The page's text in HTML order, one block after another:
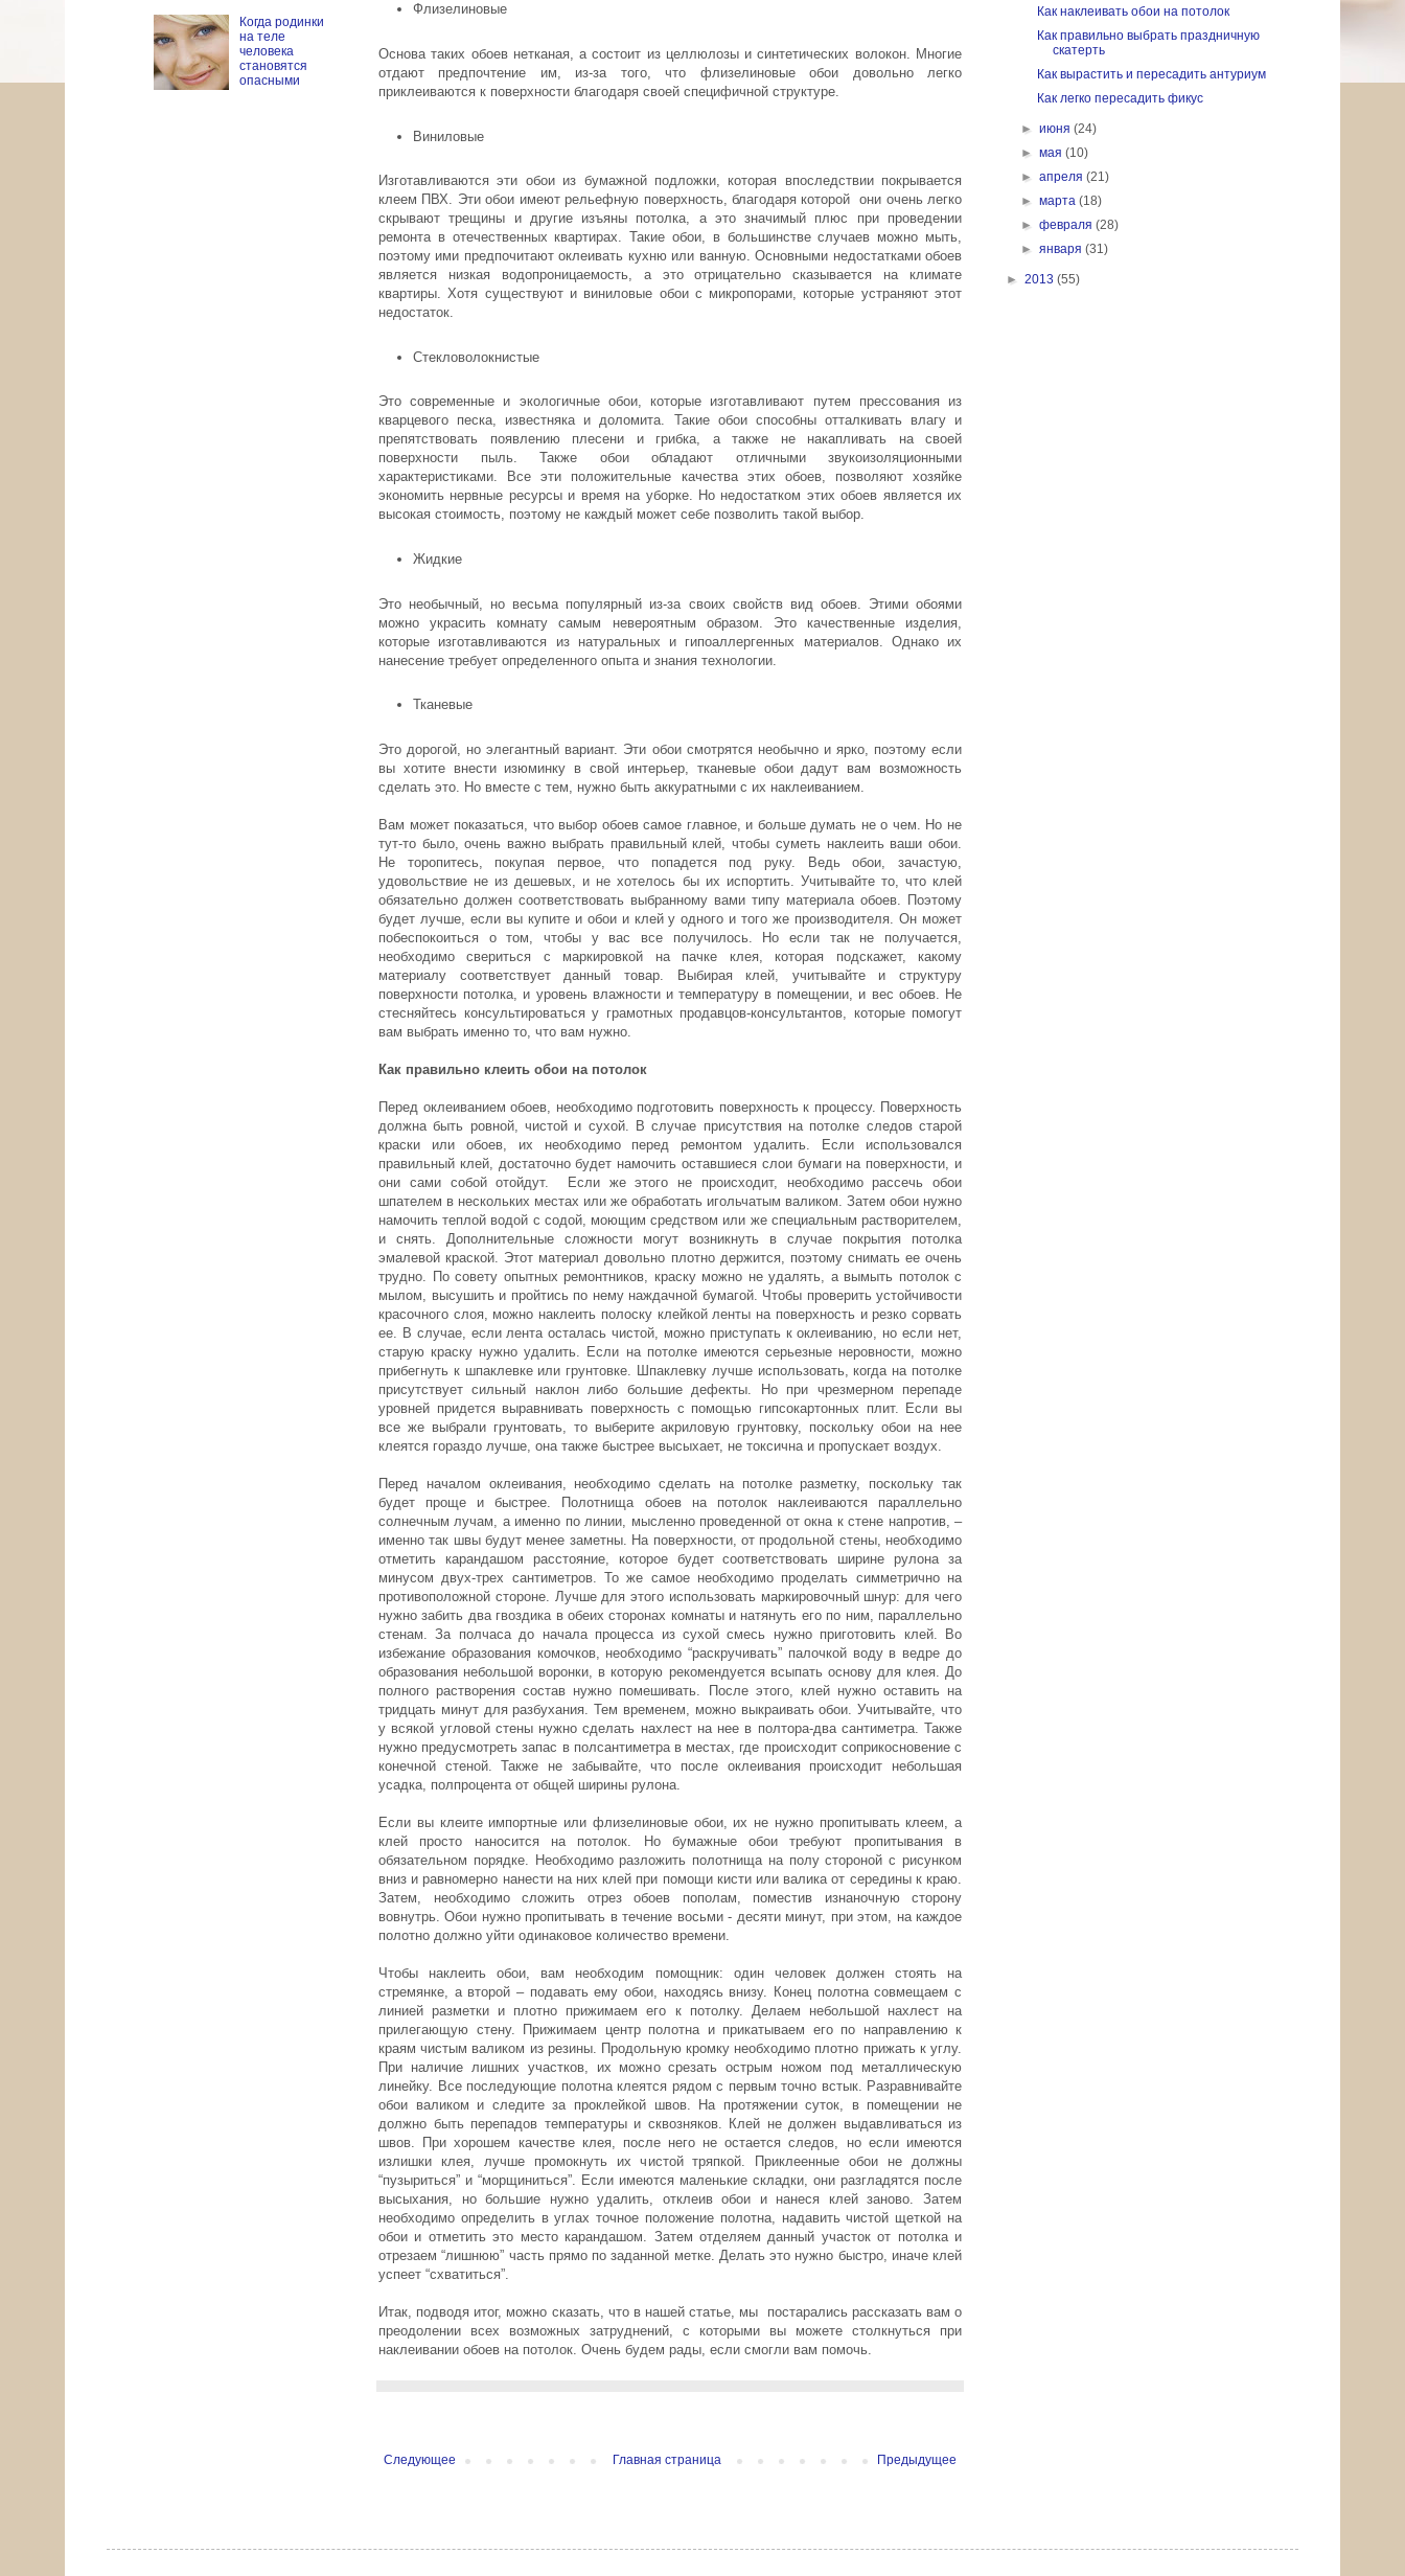
Флизелиновые
Основа таких обоев нетканая, а состоит из целлюлозы и синтетических волокон. Многие
отдают предпочтение им, из-за того, что флизелиновые обои довольно легко
приклеиваются к поверхности благодаря своей специфичной структуре.
Виниловые
Изготавливаются эти обои из бумажной подложки, которая впоследствии покрывается
клеем ПВХ. Эти обои имеют рельефную поверхность, благодаря которой они очень легко
скрывают трещины и другие изъяны потолка, а это значимый плюс при проведении
ремонта в отечественных квартирах. Такие обои, в большинстве случаев можно мыть,
поэтому ими предпочитают оклеивать кухню или ванную. Основными недостатками обоев
является низкая водопроницаемость, а это отрицательно сказывается на климате
квартиры. Хотя существуют и виниловые обои с микропорами, которые устраняют этот
недостаток.
Стекловолокнистые
Это современные и экологичные обои, которые изготавливают путем прессования из
кварцевого песка, известняка и доломита. Такие обои способны отталкивать влагу и
препятствовать появлению плесени и грибка, а также не накапливать на своей
поверхности пыль. Также обои обладают отличными звукоизоляционными
характеристиками. Все эти положительные качества этих обоев, позволяют хозяйке
экономить нервные ресурсы и время на уборке. Но недостатком этих обоев является их
высокая стоимость, поэтому не каждый может себе позволить такой выбор.
Жидкие
Это необычный, но весьма популярный из-за своих свойств вид обоев. Этими обоями
можно украсить комнату самым невероятным образом. Это качественные изделия,
которые изготавливаются из натуральных и гипоаллергенных материалов. Однако их
нанесение требует определенного опыта и знания технологии.
Тканевые
Это дорогой, но элегантный вариант. Эти обои смотрятся необычно и ярко, поэтому если
вы хотите внести изюминку в свой интерьер, тканевые обои дадут вам возможность
сделать это. Но вместе с тем, нужно быть аккуратными с их наклеиванием.
Вам может показаться, что выбор обоев самое главное, и больше думать не о чем. Но не
тут-то было, очень важно выбрать правильный клей, чтобы суметь наклеить ваши обои.
Не торопитесь, покупая первое, что попадется под руку. Ведь обои, зачастую,
удовольствие не из дешевых, и не хотелось бы их испортить. Учитывайте то, что клей
обязательно должен соответствовать выбранному вами типу материала обоев. Поэтому
будет лучше, если вы купите и обои и клей у одного и того же производителя. Он может
побеспокоиться о том, чтобы у вас все получилось. Но если так не получается,
необходимо свериться с маркировкой на пачке клея, которая подскажет, какому
материалу соответствует данный товар. Выбирая клей, учитывайте и структуру
поверхности потолка, и уровень влажности и температуру в помещении, и вес обоев. Не
стесняйтесь консультироваться у грамотных продавцов-консультантов, которые помогут
вам выбрать именно то, что вам нужно.
Как правильно клеить обои на потолок
Перед оклеиванием обоев, необходимо подготовить поверхность к процессу. Поверхность
должна быть ровной, чистой и сухой. В случае присутствия на потолке следов старой
краски или обоев, их необходимо перед ремонтом удалить. Если использовался
правильный клей, достаточно будет намочить оставшиеся слои бумаги на поверхности, и
они сами собой отойдут. Если же этого не происходит, необходимо рассечь обои
шпателем в нескольких местах или же обработать игольчатым валиком. Затем обои нужно
намочить теплой водой с содой, моющим средством или же специальным растворителем,
и снять. Дополнительные сложности могут возникнуть в случае покрытия потолка
эмалевой краской. Этот материал довольно плотно держится, поэтому снимать ее очень
трудно. По совету опытных ремонтников, краску можно не удалять, а вымыть потолок с
мылом, высушить и пройтись по нему наждачной бумагой. Чтобы проверить устойчивости
красочного слоя, можно наклеить полоску клейкой ленты на поверхность и резко сорвать
ее. В случае, если лента осталась чистой, можно приступать к оклеиванию, но если нет,
старую краску нужно удалить. Если на потолке имеются серьезные неровности, можно
прибегнуть к шпаклевке или грунтовке. Шпаклевку лучше использовать, когда на потолке
присутствует сильный наклон либо большие дефекты. Но при чрезмерном перепаде
уровней придется выравнивать поверхность с помощью гипсокартонных плит. Если вы
все же выбрали грунтовать, то выберите акриловую грунтовку, поскольку обои на нее
клеятся гораздо лучше, она также быстрее высыхает, не токсична и пропускает воздух.
Перед началом оклеивания, необходимо сделать на потолке разметку, поскольку так
будет проще и быстрее. Полотнища обоев на потолок наклеиваются параллельно
солнечным лучам, а именно по линии, мысленно проведенной от окна к стене напротив, –
именно так швы будут менее заметны. На поверхности, от продольной стены, необходимо
отметить карандашом расстояние, которое будет соответствовать ширине рулона за
минусом двух-трех сантиметров. То же самое необходимо проделать симметрично на
противоположной стороне. Лучше для этого использовать маркировочный шнур: для чего
нужно забить два гвоздика в обеих сторонах комнаты и натянуть его по ним, параллельно
стенам. За полчаса до начала процесса из сухой смесь нужно приготовить клей. Во
избежание образования комочков, необходимо “раскручивать” палочкой воду в ведре до
образования небольшой воронки, в которую рекомендуется всыпать основу для клея. До
полного растворения состав нужно помешивать. После этого, клей нужно оставить на
тридцать минут для разбухания. Тем временем, можно выкраивать обои. Учитывайте, что
у всякой угловой стены нужно сделать нахлест на нее в полтора-два сантиметра. Также
нужно предусмотреть запас в полсантиметра в местах, где происходит соприкосновение с
конечной стеной. Также не забывайте, что после оклеивания происходит небольшая
усадка, полпроцента от общей ширины рулона.
Если вы клеите импортные или флизелиновые обои, их не нужно пропитывать клеем, а
клей просто наносится на потолок. Но бумажные обои требуют пропитывания в
обязательном порядке. Необходимо разложить полотнища на полу стороной с рисунком
вниз и равномерно нанести на них клей при помощи кисти или валика от середины к краю.
Затем, необходимо сложить отрез обоев пополам, поместив изнаночную сторону
вовнутрь. Обои нужно пропитывать в течение восьми - десяти минут, при этом, на каждое
полотно должно уйти одинаковое количество времени.
Чтобы наклеить обои, вам необходим помощник: один человек должен стоять на
стремянке, а второй – подавать ему обои, находясь внизу. Конец полотна совмещаем с
линией разметки и плотно прижимаем его к потолку. Делаем небольшой нахлест на
прилегающую стену. Прижимаем центр полотна и прикатываем его по направлению к
краям чистым валиком из резины. Продольную кромку необходимо плотно прижать к углу.
При наличие лишних участков, их можно срезать острым ножом под металлическую
линейку. Все последующие полотна клеятся рядом с первым точно встык. Разравнивайте
обои валиком и следите за проклейкой швов. На протяжении суток, в помещении не
должно быть перепадов температуры и сквозняков. Клей не должен выдавливаться из
швов. При хорошем качестве клея, после него не остается следов, но если имеются
излишки клея, лучше промокнуть их чистой тряпкой. Приклеенные обои не должны
“пузыриться” и “морщиниться”. Если имеются маленькие складки, они разгладятся после
высыхания, но большие нужно удалить, отклеив обои и нанеся клей заново. Затем
необходимо определить в углах точное положение полотна, надавить чистой щеткой на
обои и отметить это место карандашом. Затем отделяем данный участок от потолка и
отрезаем “лишнюю” часть прямо по заданной метке. Делать это нужно быстро, иначе клей
успеет “схватиться”.
Итак, подводя итог, можно сказать, что в нашей статье, мы постарались рассказать вам о
преодолении всех возможных затруднений, с которыми вы можете столкнуться при
наклеивании обоев на потолок. Очень будем рады, если смогли вам помочь.
Следующее Предыдущее
Главная страница
Когда родинки
на теле
человека
становятся
опасными
Как наклеивать обои на потолок
Как правильно выбрать праздничную
скатерть
Как вырастить и пересадить антуриум
Как легко пересадить фикус
►июня(24)
►мая(10)
►апреля(21)
►марта(18)
►февраля(28)
►января(31)
► 2013 (55)